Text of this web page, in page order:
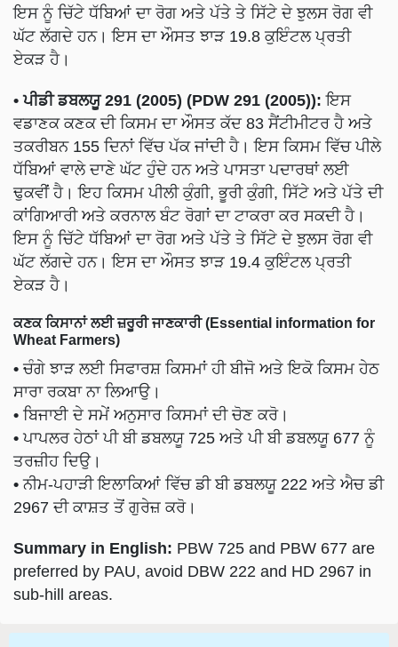
ਇਸ ਨੂੰ ਚਿੱਟੇ ਧੱਬਿਆਂ ਦਾ ਰੋਗ ਅਤੇ ਪੱਤੇ ਤੇ ਸਿੱਟੇ ਦੇ ਝੁਲਸ ਰੋਗ ਵੀ
ਘੱਟ ਲੱਗਦੇ ਹਨ। ਇਸ ਦਾ ਔਸਤ ਝਾੜ 19.8 ਕੁਇੰਟਲ ਪ੍ਰਤੀ
ਏਕੜ ਹੈ।
• ਪੀਡੀ ਡਬਲਯੂ 291 (2005) (PDW 291 (2005)): ਇਸ
ਵਡਾਣਕ ਕਣਕ ਦੀ ਕਿਸਮ ਦਾ ਔਸਤ ਕੱਦ 83 ਸੈਂਟੀਮੀਟਰ ਹੈ ਅਤੇ
ਤਕਰੀਬਨ 155 ਦਿਨਾਂ ਵਿੱਚ ਪੱਕ ਜਾਂਦੀ ਹੈ। ਇਸ ਕਿਸਮ ਵਿੱਚ ਪੀਲੇ
ਧੱਬਿਆਂ ਵਾਲੇ ਦਾਣੇ ਘੱਟ ਹੁੰਦੇ ਹਨ ਅਤੇ ਪਾਸਤਾ ਪਦਾਰਥਾਂ ਲਈ
ਢੁਕਵੀਂ ਹੈ। ਇਹ ਕਿਸਮ ਪੀਲੀ ਕੁੰਗੀ, ਭੂਰੀ ਕੁੰਗੀ, ਸਿੱਟੇ ਅਤੇ ਪੱਤੇ ਦੀ
ਕਾਂਗਿਆਰੀ ਅਤੇ ਕਰਨਾਲ ਬੰਟ ਰੋਗਾਂ ਦਾ ਟਾਕਰਾ ਕਰ ਸਕਦੀ ਹੈ।
ਇਸ ਨੂੰ ਚਿੱਟੇ ਧੱਬਿਆਂ ਦਾ ਰੋਗ ਅਤੇ ਪੱਤੇ ਤੇ ਸਿੱਟੇ ਦੇ ਝੁਲਸ ਰੋਗ ਵੀ
ਘੱਟ ਲੱਗਦੇ ਹਨ। ਇਸ ਦਾ ਔਸਤ ਝਾੜ 19.4 ਕੁਇੰਟਲ ਪ੍ਰਤੀ
ਏਕੜ ਹੈ।
ਕਣਕ ਕਿਸਾਨਾਂ ਲਈ ਜ਼ਰੂਰੀ ਜਾਣਕਾਰੀ (Essential information for
Wheat Farmers)
• ਚੰਗੇ ਝਾੜ ਲਈ ਸਿਫਾਰਸ਼ ਕਿਸਮਾਂ ਹੀ ਬੀਜੋ ਅਤੇ ਇਕੋ ਕਿਸਮ ਹੇਠ
ਸਾਰਾ ਰਕਬਾ ਨਾ ਲਿਆਉ।
• ਬਿਜਾਈ ਦੇ ਸਮੇਂ ਅਨੁਸਾਰ ਕਿਸਮਾਂ ਦੀ ਚੋਣ ਕਰੋ।
• ਪਾਪਲਰ ਹੇਠਾਂ ਪੀ ਬੀ ਡਬਲਯੂ 725 ਅਤੇ ਪੀ ਬੀ ਡਬਲਯੂ 677 ਨੂੰ
ਤਰਜ਼ੀਹ ਦਿਉ।
• ਨੀਮ-ਪਹਾੜੀ ਇਲਾਕਿਆਂ ਵਿੱਚ ਡੀ ਬੀ ਡਬਲਯੂ 222 ਅਤੇ ਐਚ ਡੀ
2967 ਦੀ ਕਾਸ਼ਤ ਤੋਂ ਗੁਰੇਜ਼ ਕਰੋ।
Summary in English: PBW 725 and PBW 677 are
preferred by PAU, avoid DBW 222 and HD 2967 in
sub-hill areas.